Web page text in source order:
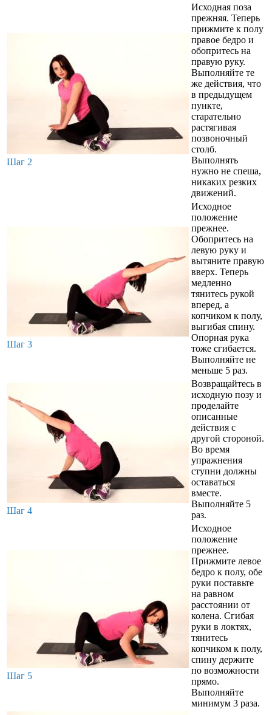
Шаг 2
Исходная поза
прежняя. Теперь
прижмите к полу
правое бедро и
обопритесь на
правую руку.
Выполняйте те
же действия, что
в предыдущем
пункте,
старательно
растягивая
позвоночный
столб.
Выполнять
нужно не спеша,
никаких резких
движений.
Шаг 3
Исходное
положение
прежнее.
Обопритесь на
левую руку и
вытяните правую
вверх. Теперь
медленно
тянитесь рукой
вперед, а
копчиком к полу,
выгибая спину.
Опорная рука
тоже сгибается.
Выполняйте не
меньше 5 раз.
Шаг 4
Возвращайтесь в
исходную позу и
проделайте
описанные
действия с
другой стороной.
Во время
упражнения
ступни должны
оставаться
вместе.
Выполняйте 5
раз.
Шаг 5
Исходное
положение
прежнее.
Прижмите левое
бедро к полу, обе
руки поставьте
на равном
расстоянии от
колена. Сгибая
руки в локтях,
тянитесь
копчиком к полу,
спину держите
по возможности
прямо.
Выполняйте
минимум 3 раза.